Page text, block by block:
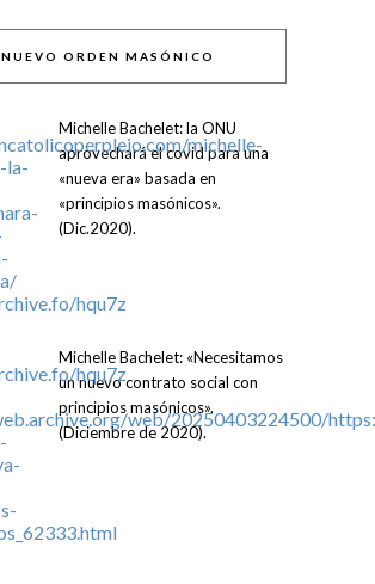
NUEVO ORDEN MASÓNICO
Michelle Bachelet: la ONU
aprovechará el covid para una
«nueva era» basada en
«principios masónicos».
(Dic.2020).
Michelle Bachelet: «Necesitamos
un nuevo contrato social con
principios masónicos».
(Diciembre de 2020).